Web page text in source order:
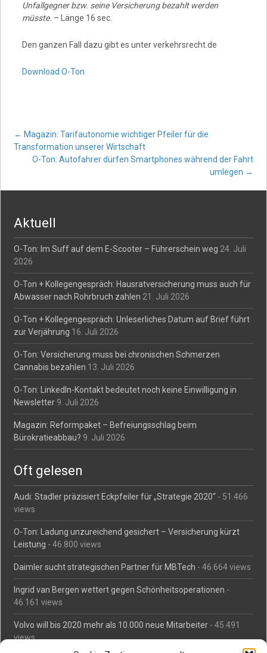
Unfallgegner bzw. seine Versicherung bezahlt werden
müsste. – Länge 16 sec.
Den ganzen Fall dazu gibt es unter verkehrsrecht.de
Download O-Ton
Post
navigation
← Magazin: Tarifautonomie wichtiger Pfeiler für die
Transformation unserer Wirtschaft
O-Ton: Autofahrer dürfen Smartphones während der Fahrt
umlegen →
Aktuell
O-Ton: Im Suff auf dem E-Scooter – Führerschein weg 24. Juli
2026
O-Ton + Kollegengespräch: Hausratversicherung muss auch für
Abwasser nach Rohrbruch zahlen 21. Juli 2026
O-Ton + Kollegengespräch: Unleserliches Datum auf Brief führt
zur Verjährung 16. Juli 2026
O-Ton: Versicherung muss bei chronischen Schmerzen
Cannabis bezahlen 13. Juli 2026
O-Ton: LinkedIn-Kontakt bedeutet noch keine Einwilligung in
Newsletter 9. Juli 2026
Magazin: Reformpaket – Befreiungsschlag beim
Bürokratieabbau? 9. Juli 2026
Oft gelesen
Audi: Stadler präzisiert Eckpfeiler für „Strategie 2020“ - 51.466
views
O-Ton: Ladung unzureichend gesichert – Versicherung kürzt
Leistung - 46.800 views
Daimler sucht strategischen Partner für MBTech - 46.664 views
Ingrid van Bergen wettert gegen Schönheitsoperationen -
46.161 views
Volvo will bis 2020 mehr als 10.000 neue Mitarbeiter - 45.491
views